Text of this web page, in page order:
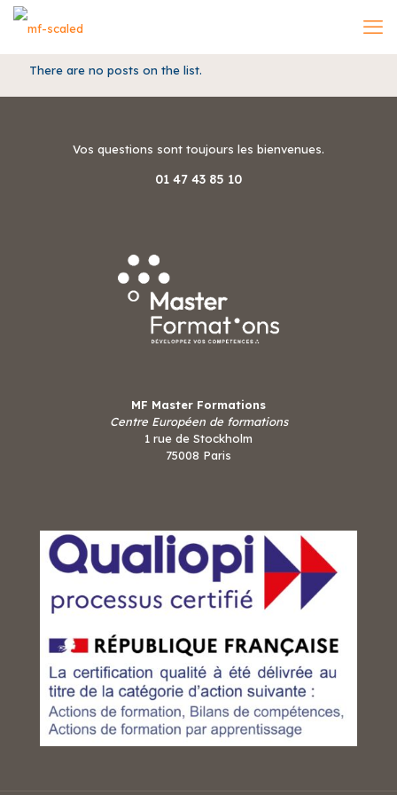
There are no posts on the list.
Vos questions sont toujours les bienvenues.
01 47 43 85 10
MF Master Formations
Centre Européen de formations
1 rue de Stockholm
75008 Paris